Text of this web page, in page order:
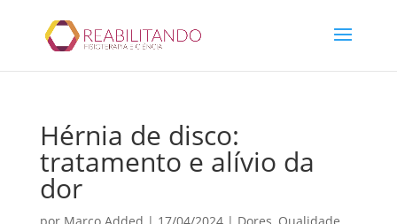
Hérnia de disco:
tratamento e alívio da
dor